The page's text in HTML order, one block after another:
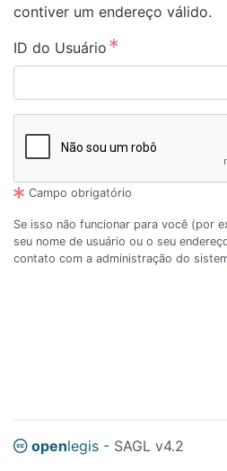
contiver um endereço válido.
ID do Usuário
Campo obrigatório
Se isso não funcionar para você (por
seu nome de usuário ou o seu
contato com a administração do
openlegis - SAGL v4.2